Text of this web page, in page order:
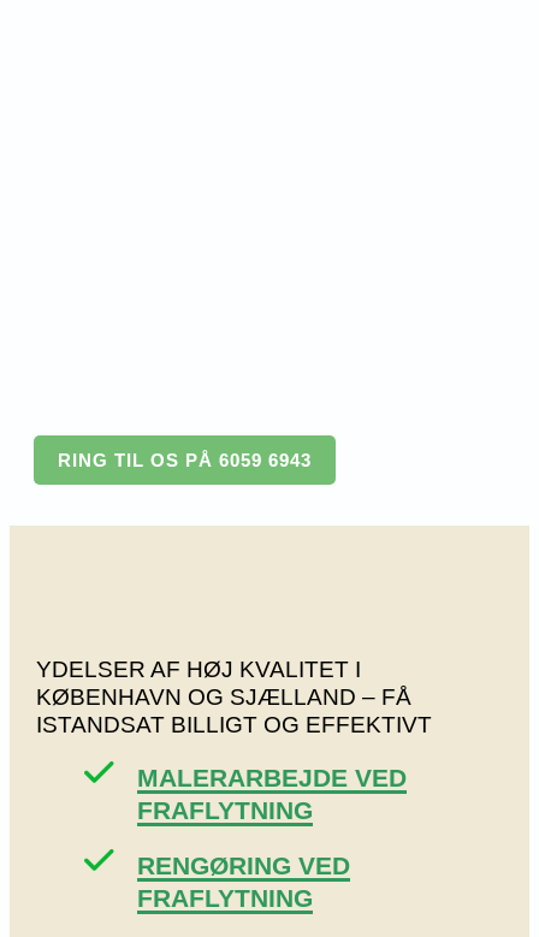
RING TIL OS PÅ 6059 6943
YDELSER AF HØJ KVALITET I
KØBENHAVN OG SJÆLLAND – FÅ
ISTANDSAT BILLIGT OG EFFEKTIVT
MALERARBEJDE VED
FRAFLYTNING
RENGØRING VED
FRAFLYTNING